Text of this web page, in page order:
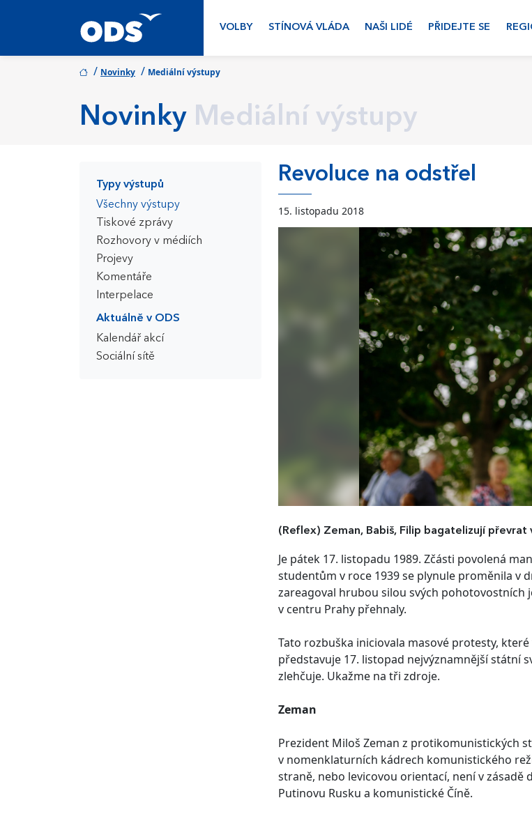
VOLBY STÍNOVÁ VLÁDA NAŠI LIDÉ PŘIDEJTE SE
/ Novinky / Mediální výstupy
Novinky Mediální výstupy
Typy výstupů
Všechny výstupy
Tiskové zprávy
Rozhovory v médiích
Projevy
Komentáře
Interpelace
Aktuálně v ODS
Kalendář akcí
Sociální sítě
Revoluce na odstřel
15. listopadu 2018
(Reflex) Zeman, Babiš, Filip bagatelizují převrat
Je pátek 17. listopadu 1989. Zčásti povolená
studentům v roce 1939 se plynule proměnila
zareagoval hrubou silou svých pohotovostních
v centru Prahy přehnaly.
Tato rozbuška iniciovala masové protesty,
představuje 17. listopad nejvýznamnější státní
zlehčuje. Ukažme na tři zdroje.
Zeman
Prezident Miloš Zeman z protikomunistických
v nomenklaturních kádrech komunistického
straně, nebo levicovou orientací, není v
Putinovu Rusku a komunistické Číně.